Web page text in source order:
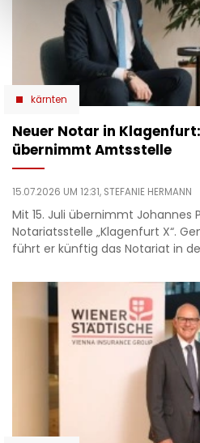
kärnten
Neuer Notar in
übernimmt Amtsstelle
15.07.2026 UM 12:31, STEFANIE HERMANN
Mit 15. Juli übernimmt Johannes
Notariatsstelle „Klagenfurt X“.
führt er künftig das Notariat in